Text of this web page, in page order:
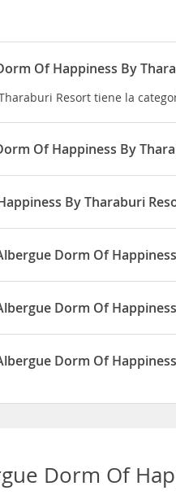
Of Happiness By
Resort tiene la
Of Happiness By
Resort está situado
By Tharaburi
Tharaburi Resort dispone de
Dorm Of
Of Happiness By Tharaburi
Dorm Of
Of Happiness By Tharaburi
Dorm Of
Dorm Of